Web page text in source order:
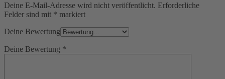
Deine E-Mail-Adresse wird nicht veröffentlicht. Erforderliche
Felder sind mit * markiert
Deine Bewertung
Deine Bewertung *